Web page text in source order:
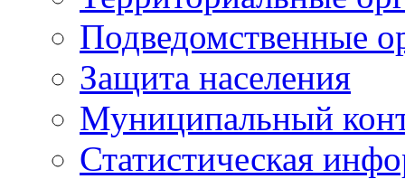
Подведомственные
Защита населения
Муниципальный
Статистическая